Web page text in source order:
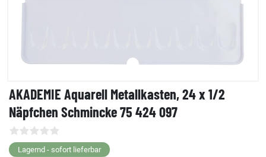
AKADEMIE Aquarell Metallkasten, 24 x 1/2
Näpfchen Schmincke 75 424 097
Lagernd - sofort lieferbar